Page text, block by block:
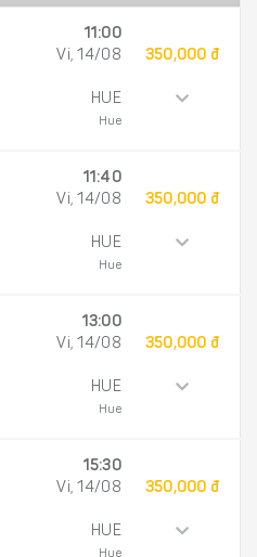
11:00
Vi, 14/08
HUE
Hue
350,000 đ
11:40
Vi, 14/08
HUE
Hue
350,000 đ
13:00
Vi, 14/08
HUE
Hue
350,000 đ
15:30
Vi, 14/08
HUE
Hue
350,000 đ